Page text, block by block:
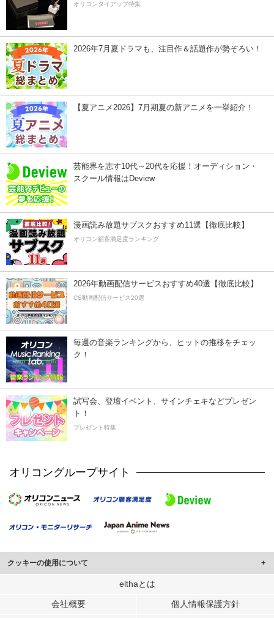
オリコンタイアップ特集
2026年7月夏ドラマも、注目作＆話題作が勢ぞろい！
【夏アニメ2026】7月期夏の新アニメを一挙紹介！
芸能界を志す10代～20代を応援！オーディション・
スクール情報はDeview
漫画読み放題サブスクおすすめ11選【徹底比較】
オリコン顧客満足度ランキング
2026年動画配信サービスおすすめ40選【徹底比較】
CS動画配信サービス20選
毎週の音楽ランキングから、ヒットの推移をチェッ
ク！
試写会、登壇イベント、サインチェキなどプレゼン
ト！
プレゼント特集
オリコングループサイト
クッキーの使用について
このサイトでは Cookie を使用して、ユーザーに合わせたコンテンツや広告の
行っています。
elthaとは
会社概要 個人情報保護方針